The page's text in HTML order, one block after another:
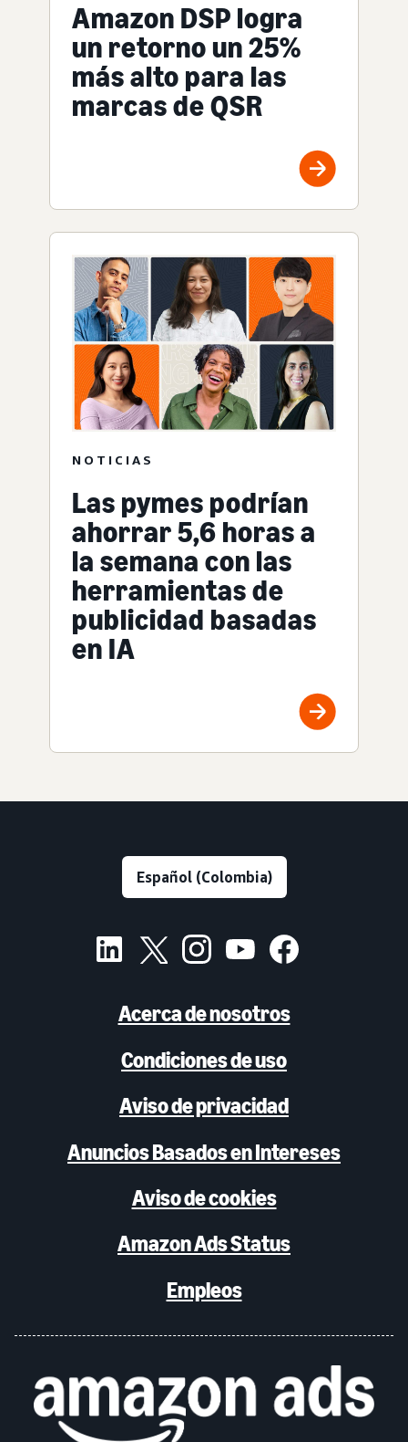
Amazon DSP logra
un retorno un 25%
más alto para las
marcas de QSR
NOTICIAS
Las pymes podrían
ahorrar 5,6 horas a
la semana con las
herramientas de
publicidad basadas
en IA
Acerca de nosotros
Condiciones de uso
Aviso de privacidad
Anuncios Basados en Intereses
Aviso de cookies
Amazon Ads Status
Empleos